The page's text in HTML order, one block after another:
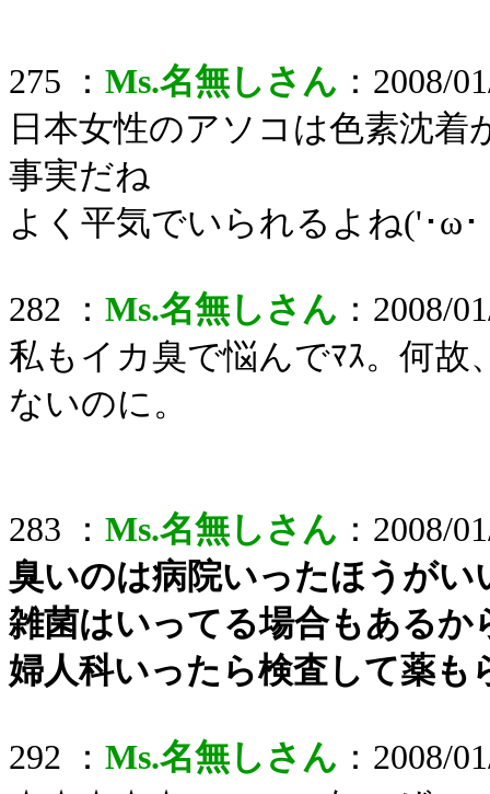
275 ： Ms.名無しさん ：2008/
日本女性のアソコは色素沈
事実だね
よく平気でいられるよね('･ω･
282 ： Ms.名無しさん ：2008/
私もイカ臭で悩んでﾏｽ。何故
ないのに。
283 ： Ms.名無しさん ：2008/
臭いのは病院いったほうがい
雑菌はいってる場合もあるか
婦人科いったら検査して薬も
292 ： Ms.名無しさん ：2008/